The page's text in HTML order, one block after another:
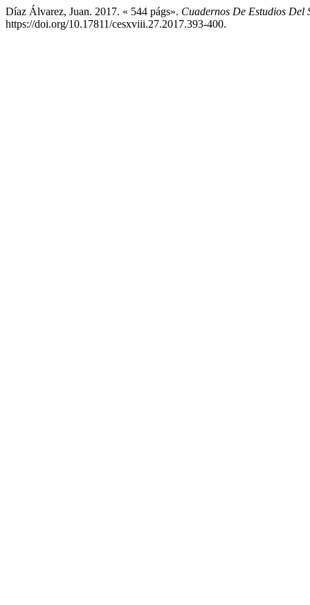
Díaz Álvarez, Juan. 2017. « 544 págs». Cuadernos De Estudios Del
https://doi.org/10.17811/cesxviii.27.2017.393-400.